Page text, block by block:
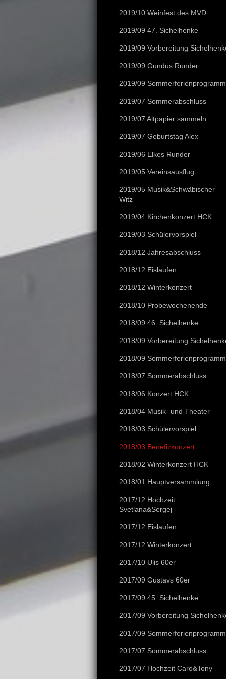
2019/10 Weinfest des MVD
2019/09 47. Sichelhenke
2019/09 Vorbereitung
2019/09 Gundus Runder
2019/09 Sommerferienprogramm
2019/07 Sommerabschluss
2019/07 Altpapier sammeln
2019/07 Geburtstag Alex
2019/06 Elkes Runder
2019/05 Vereinsausflug
2019/05 Musik&Schwäbischer
Witz
2019/04 Kirchenkonzert HCK
2019/03 Schülervorspiel
2018/12 Jahresabschluss
2018/12 Eislaufen
2018/12 Winterkonzert
2018/10 Probewochenende
2018/09 46. Sichelhenke
2018/09 Vorbereitung
2018/09 Sommerferienprogramm
2018/07 Sommerabschluss
2018/06 Konzert HCK
2018/04 Musik- und Theater
2018/03 Schülervorspiel
2018/03 Benefizkonzert
2018/02 Winterkonzert HCK
2018/01 Hauptversammlung
2017/12 Hochzeit
Svetlana&Sergej
2017/12 Eislaufen
2017/12 Winterkonzert
2017/10 Ulis 60er
2017/09 Gustavs 60er
2017/09 45. Sichelhenke
2017/09 Vorbereitung
2017/09 Sommerferienprogramm
2017/07 Sommerabschluss
2017/07 Hochzeit Caro&Tony